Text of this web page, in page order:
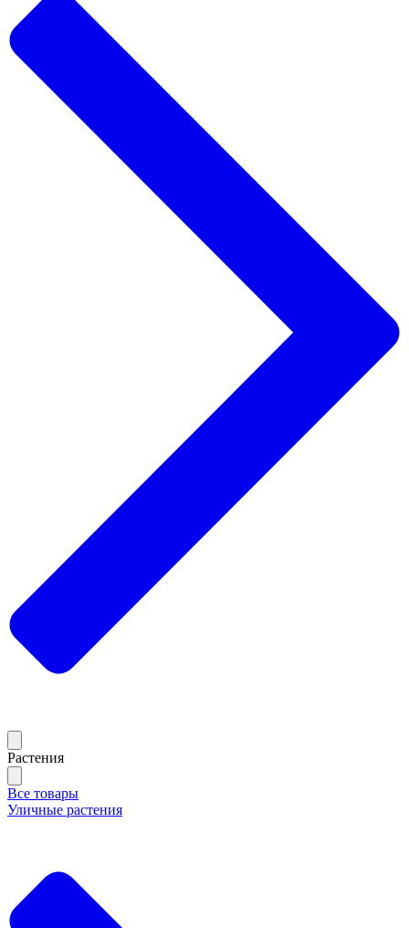
Растения
Все товары
Уличные растения